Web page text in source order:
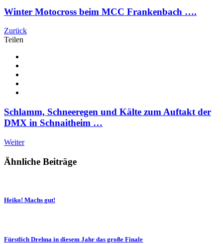
Winter Motocross beim MCC Frankenbach ….
Zurück
Teilen
Schlamm, Schneeregen und Kälte zum Auftakt der
DMX in Schnaitheim …
Weiter
Ähnliche Beiträge
Heiko! Machs gut!
Fürstlich Drehna in diesem Jahr das große Finale